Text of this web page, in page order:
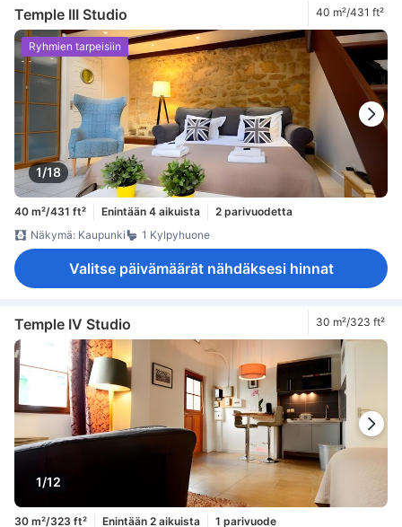
Temple III Studio 40 m²/431 ft²
1/18
Ryhmien tarpeisiin
40 m²/431 ft² Enintään 4 aikuista
2 parivuodetta
Näkymä: Kaupunki
1 Kylpyhuone
Valitse päivämäärät nähdäksesi hinnat
Temple IV Studio 30 m²/323 ft²
1/12
30 m²/323 ft² Enintään 2 aikuista 1 parivuode